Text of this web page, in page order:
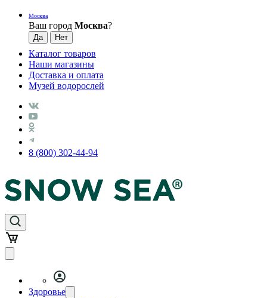
Москва
Ваш город Москва?
Каталог товаров
Наши магазины
Доставка и оплата
Музей водорослей
8 (800) 302-44-94
Здоровье